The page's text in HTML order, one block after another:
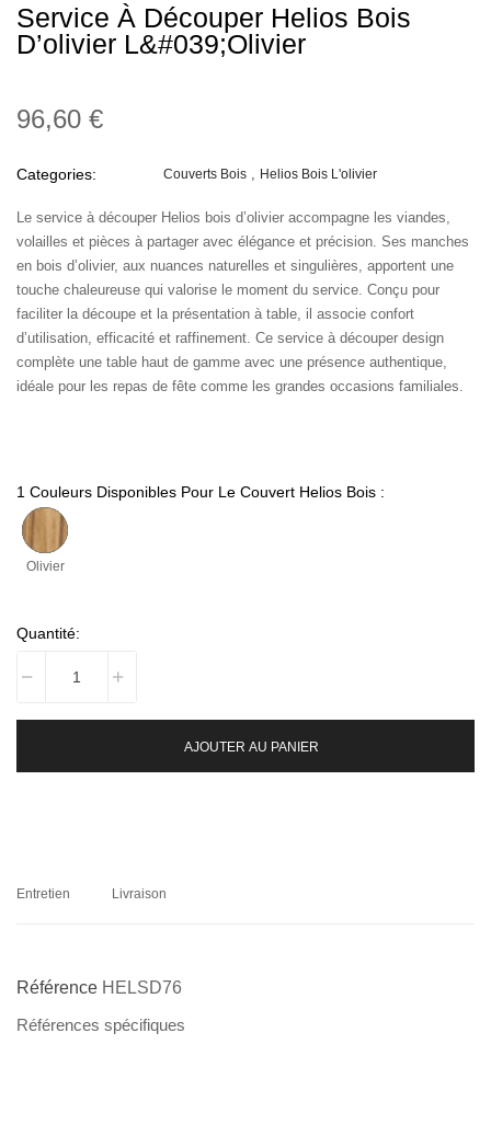
Service À Découper Helios Bois
D’olivier L&#039;olivier
96,60 €
Categories: Couverts Bois Helios Bois L'olivier
Le service à découper Helios bois d’olivier accompagne les viandes,
volailles et pièces à partager avec élégance et précision. Ses manches
en bois d’olivier, aux nuances naturelles et singulières, apportent une
touche chaleureuse qui valorise le moment du service. Conçu pour
faciliter la découpe et la présentation à table, il associe confort
d’utilisation, efficacité et raffinement. Ce service à découper design
complète une table haut de gamme avec une présence authentique,
idéale pour les repas de fête comme les grandes occasions familiales.
1 Couleurs Disponibles Pour Le Couvert Helios Bois :
Olivier
Quantité:
AJOUTER AU PANIER
Entretien Livraison
Référence HELSD76
Références spécifiques